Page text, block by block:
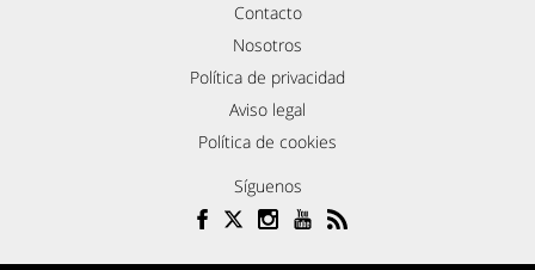
Contacto
Nosotros
Política de privacidad
Aviso legal
Política de cookies
Síguenos